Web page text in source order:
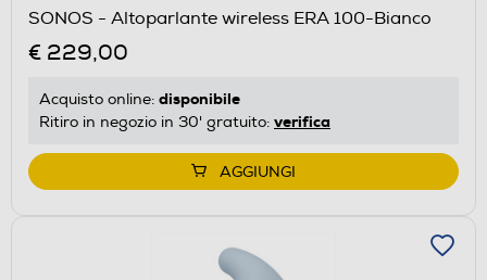
SONOS - Altoparlante wireless ERA 100-Bianco
€ 229,00
Acquisto online: disponibile
Ritiro in negozio in 30' gratuito: verifica
AGGIUNGI